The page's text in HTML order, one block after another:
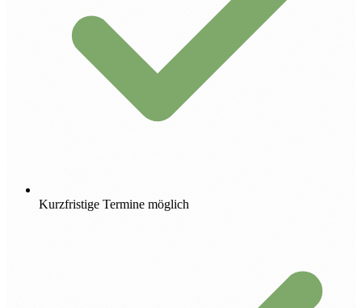
Kurzfristige Termine möglich